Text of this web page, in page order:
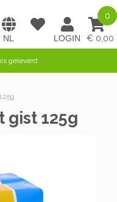
0,00
0
geleverd
gist 125g